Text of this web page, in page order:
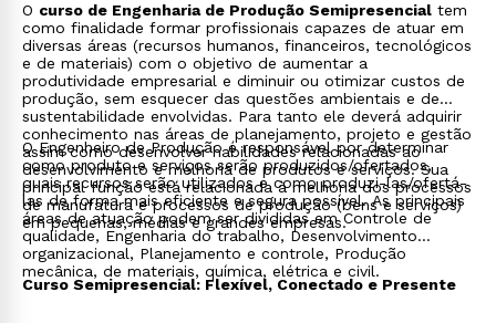
O curso de Engenharia de Produção Semipresencial tem
como finalidade formar profissionais capazes de atuar em
diversas áreas (recursos humanos, financeiros, tecnológicos
e de materiais) com o objetivo de aumentar a
produtividade empresarial e diminuir ou otimizar custos de
produção, sem esquecer das questões ambientais e de
sustentabilidade envolvidas. Para tanto ele deverá adquirir
conhecimento nas áreas de planejamento, projeto e gestão
assim como desenvolver habilidades relacionadas ao
desenvolvimento e melhoria de produtos e serviços. Sua
principal função está relacionada à melhoria dos processos
de manufatura e processos de produção (bens e serviços)
em pequenas, médias e grandes empresas.
O Engenheiro de Produção é responsável por determinar
como produto e serviços serão produzidos/ofertados,
quais recursos serão utilizados e como produzi-las/ofertá-
las de forma mais eficiente e segura possível. As principais
áreas de atuação podem ser divididas em Controle de
qualidade, Engenharia do trabalho, Desenvolvimento
organizacional, Planejamento e controle, Produção
mecânica, de materiais, química, elétrica e civil.
Curso Semipresencial: Flexível, Conectado e Presente